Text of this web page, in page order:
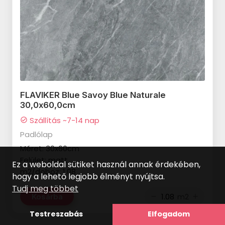
SAIME I Colori termékcsalád
TUBADZIN Albero termékcsalád
TUBADZIN Atlantic termékcsalád
TUBADZIN Barbados termékcsalád
TUBADZIN Barbora termékcsalád
TUBADZIN Boho termékcsalád
TUBADZIN Calluna termékcsalád
TUBADZIN Clarity termékcsalád
TUBADZIN Entity termékcsalád
TUBADZIN Galium termékcsalád
FLAVIKER Blue Savoy Blue Naturale
30,0x60,0cm
check_circle Szállítás ~7-14 nap
Padlólap
Méret: 30x60cm
Felület: matt
m2/doboz: 1.08
Kosárba
Ez a weboldal sütiket használ annak érdekében,
hogy a lehető legjobb élményt nyújtsa.
Tudj meg többet
Testreszabás Elfogadom